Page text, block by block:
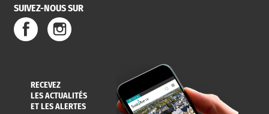
SERVICE
DE L'EAU
SUIVEZ-NOUS SUR
RECEVEZ
LES ACTUALITÉS
ET LES ALERTES